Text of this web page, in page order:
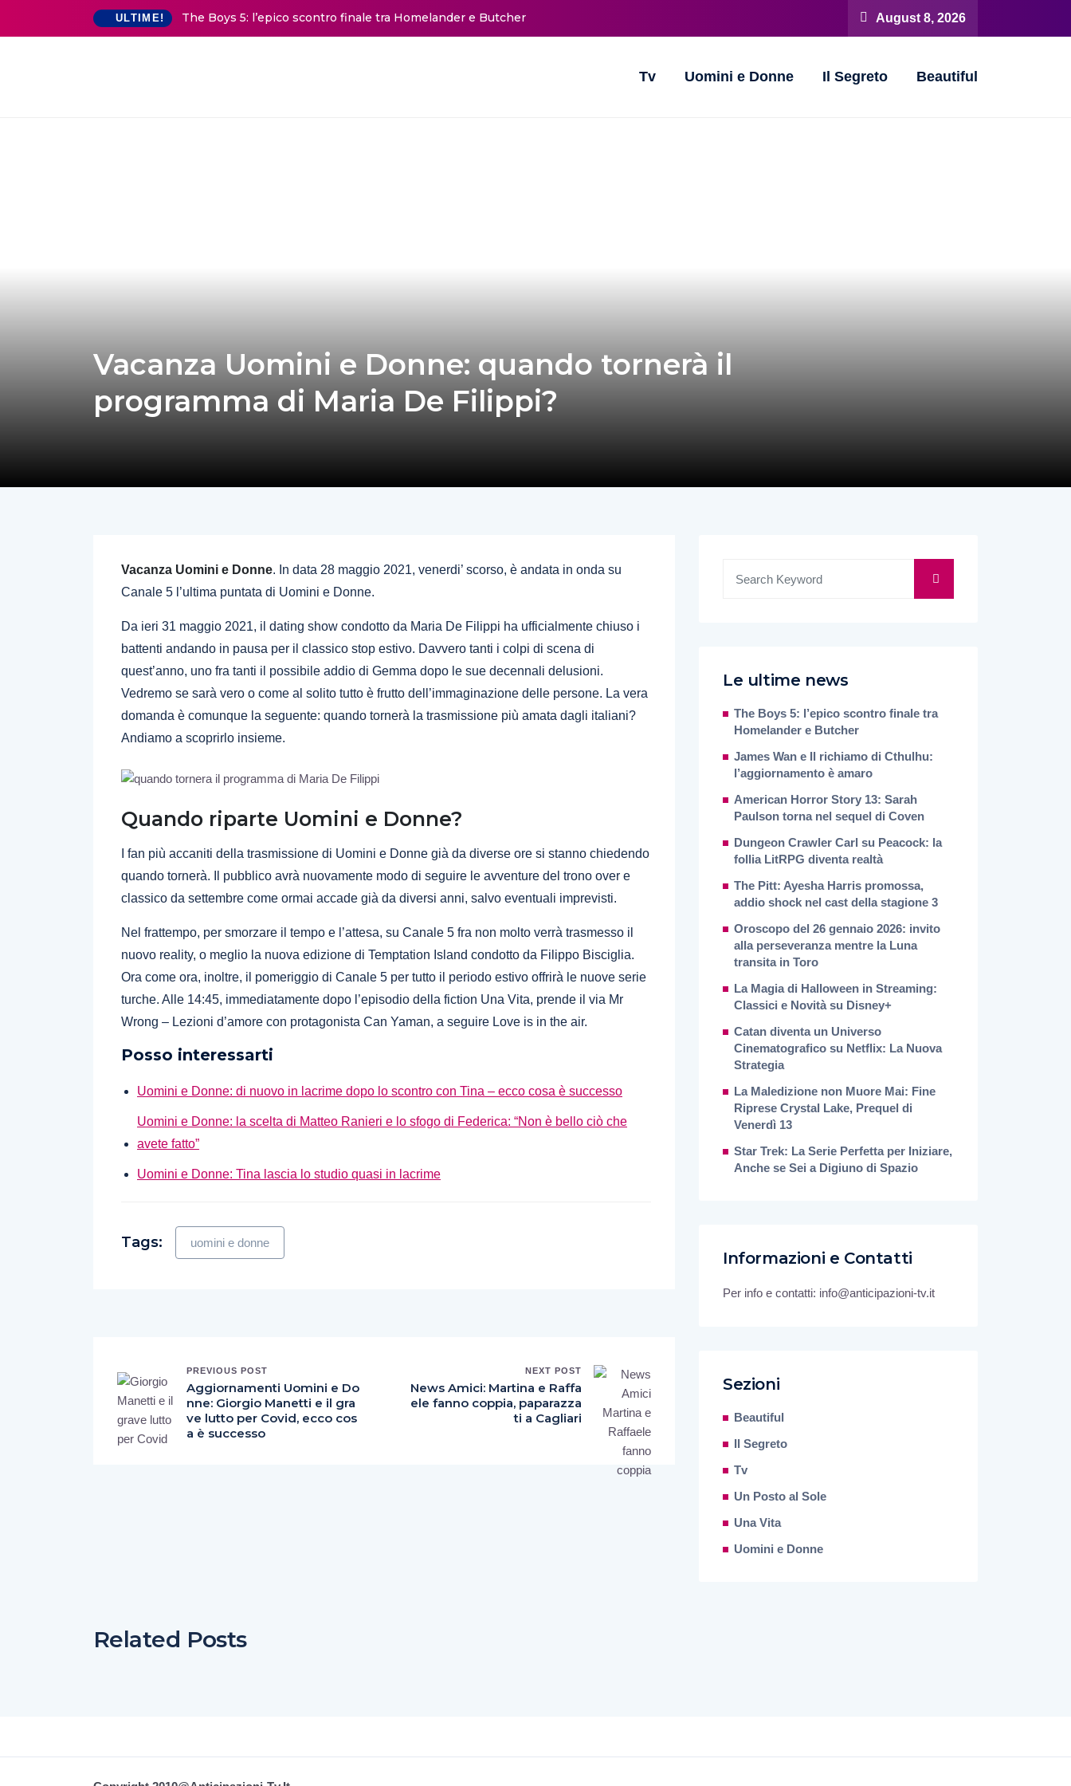
ULTIME! The Boys 5: l’epico scontro finale tra Homelander e Butcher August 8, 2026
Tv Uomini e Donne Il Segreto Beautiful
Vacanza Uomini e Donne: quando tornerà il
programma di Maria De Filippi?
Vacanza Uomini e Donne. In data 28 maggio 2021, venerdi’ scorso, è andata in onda su
Canale 5 l’ultima puntata di Uomini e Donne.
Da ieri 31 maggio 2021, il dating show condotto da Maria De Filippi ha ufficialmente chiuso i
battenti andando in pausa per il classico stop estivo. Davvero tanti i colpi di scena di
quest’anno, uno fra tanti il possibile addio di Gemma dopo le sue decennali delusioni.
Vedremo se sarà vero o come al solito tutto è frutto dell’immaginazione delle persone. La vera
domanda è comunque la seguente: quando tornerà la trasmissione più amata dagli italiani?
Andiamo a scoprirlo insieme.
Quando riparte Uomini e Donne?
I fan più accaniti della trasmissione di Uomini e Donne già da diverse ore si stanno chiedendo
quando tornerà. Il pubblico avrà nuovamente modo di seguire le avventure del trono over e
classico da settembre come ormai accade già da diversi anni, salvo eventuali imprevisti.
Nel frattempo, per smorzare il tempo e l’attesa, su Canale 5 fra non molto verrà trasmesso il
nuovo reality, o meglio la nuova edizione di Temptation Island condotto da Filippo Bisciglia.
Ora come ora, inoltre, il pomeriggio di Canale 5 per tutto il periodo estivo offrirà le nuove serie
turche. Alle 14:45, immediatamente dopo l’episodio della fiction Una Vita, prende il via Mr
Wrong – Lezioni d’amore con protagonista Can Yaman, a seguire Love is in the air.
Posso interessarti
Uomini e Donne: di nuovo in lacrime dopo lo scontro con Tina – ecco cosa è successo
Uomini e Donne: la scelta di Matteo Ranieri e lo sfogo di Federica: “Non è bello ciò che
avete fatto”
Uomini e Donne: Tina lascia lo studio quasi in lacrime
Tags: uomini e donne
PREVIOUS POST
Aggiornamenti Uomini e Do
nne: Giorgio Manetti e il gra
ve lutto per Covid, ecco cos
a è successo
NEXT POST
News Amici: Martina e Raffa
ele fanno coppia, paparazza
ti a Cagliari
Le ultime news
The Boys 5: l’epico scontro finale tra
Homelander e Butcher
James Wan e Il richiamo di Cthulhu:
l’aggiornamento è amaro
American Horror Story 13: Sarah
Paulson torna nel sequel di Coven
Dungeon Crawler Carl su Peacock: la
follia LitRPG diventa realtà
The Pitt: Ayesha Harris promossa,
addio shock nel cast della stagione 3
Oroscopo del 26 gennaio 2026: invito
alla perseveranza mentre la Luna
transita in Toro
La Magia di Halloween in Streaming:
Classici e Novità su Disney+
Catan diventa un Universo
Cinematografico su Netflix: La Nuova
Strategia
La Maledizione non Muore Mai: Fine
Riprese Crystal Lake, Prequel di
Venerdì 13
Star Trek: La Serie Perfetta per Iniziare,
Anche se Sei a Digiuno di Spazio
Informazioni e Contatti
Per info e contatti: info@anticipazioni-tv.it
Sezioni
Beautiful
Il Segreto
Tv
Un Posto al Sole
Una Vita
Uomini e Donne
Related Posts